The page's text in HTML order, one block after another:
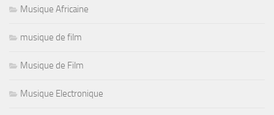
Musique Africaine
musique de film
Musique de Film
Musique Electronique